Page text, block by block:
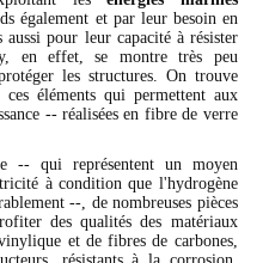
également et par leur besoin en
pour leur capacité à résister
en effet, se montre très peu
les structures. On trouve
éléments qui permettent aux
-- réalisées en fibre de verre
-- qui représentent un moyen
à condition que l'hydrogène
--, de nombreuses pièces
des qualités des matériaux
et de fibres de carbones,